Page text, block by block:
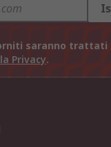
saranno trattati
Privacy.